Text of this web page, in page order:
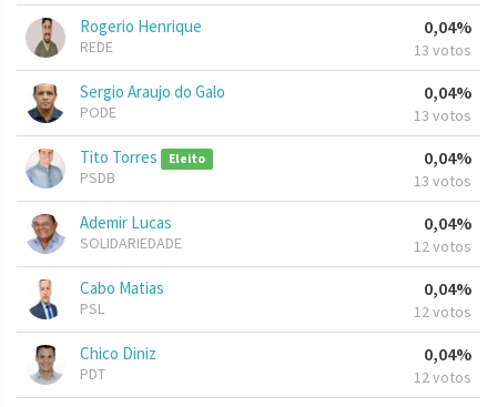
Rogerio Henrique
REDE
0,04%
13 votos
Sergio Araujo do Galo
PODE
0,04%
13 votos
Tito Torres Eleito
PSDB
0,04%
13 votos
Ademir Lucas
SOLIDARIEDADE
0,04%
12 votos
Cabo Matias
PSL
0,04%
12 votos
Chico Diniz
PDT
0,04%
12 votos